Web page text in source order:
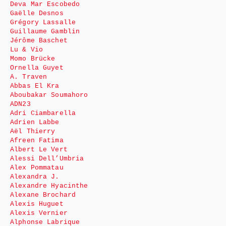
Deva Mar Escobedo
Gaëlle Desnos
Grégory Lassalle
Guillaume Gamblin
Jérôme Baschet
Lu & Vio
Momo Brücke
Ornella Guyet
A. Traven
Abbas El Kra
Aboubakar Soumahoro
ADN23
Adri Ciambarella
Adrien Labbe
Aël Thierry
Afreen Fatima
Albert Le Vert
Alessi Dell’Umbria
Alex Pommatau
Alexandra J.
Alexandre Hyacinthe
Alexane Brochard
Alexis Huguet
Alexis Vernier
Alphonse Labrique